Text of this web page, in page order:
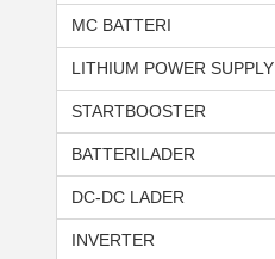
MC BATTERI
LITHIUM POWER SUPPLY
STARTBOOSTER
BATTERILADER
DC-DC LADER
INVERTER